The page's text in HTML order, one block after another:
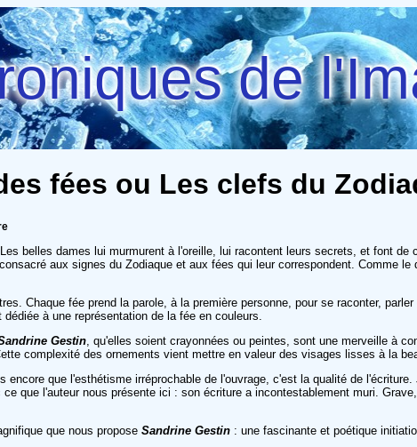
de
fées ou Les clefs du
belles dames lui murmurent à l'oreille, lui racontent leurs secrets, et font
aux signes du Zodiaque et aux fées qui leur correspondent. Comme
Chaque fée prend la parole, à la première personne, pour se raconter,
à une représentation de la fée en couleurs.
Gestin , qu'elles soient crayonnées ou peintes, sont une merveille à
complexité des ornements vient mettre en valeur des visages lisses à la
encore que l'esthétisme irréprochable de l'ouvrage, c'est la qualité de
que l'auteur nous présente ici : son écriture a incontestablement muri.
que nous propose Sandrine Gestin : une fascinante et poétique